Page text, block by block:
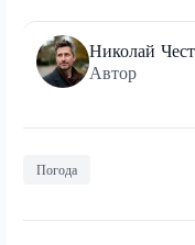
Николай
Автор
Погода